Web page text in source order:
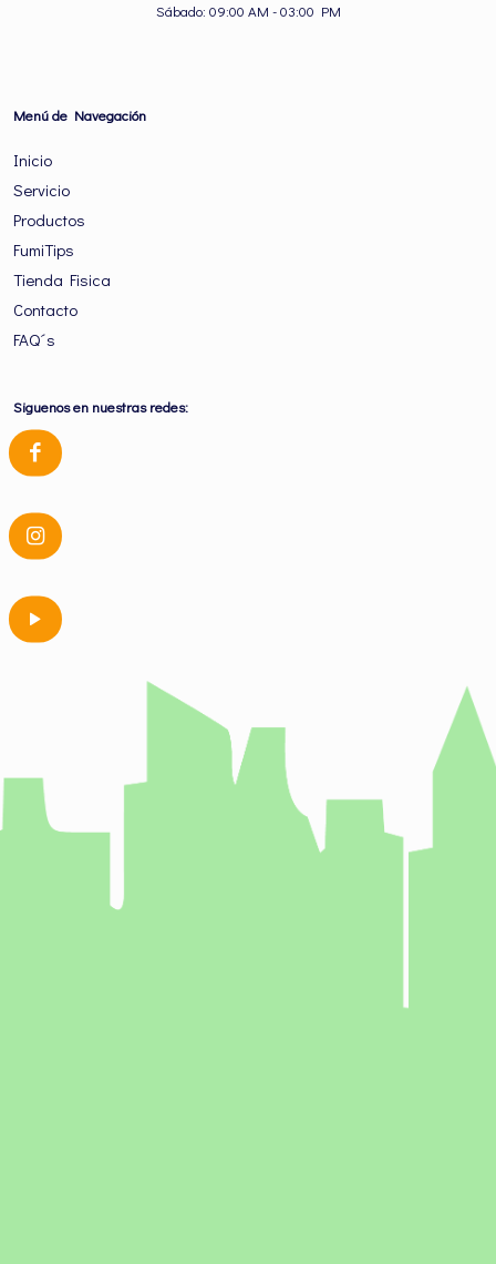
Sábado: 09:00 AM - 03:00 PM
Menú de Navegación
Inicio
Servicio
Productos
FumiTips
Tienda Fisica
Contacto
FAQ´s
Siguenos en nuestras redes: